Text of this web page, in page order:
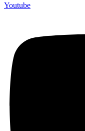
Youtube